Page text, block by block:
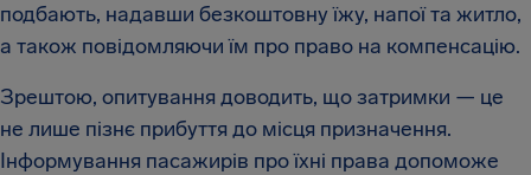
подбають, надавши безкоштовну їжу, напої та житло,
а також повідомляючи їм про право на компенсацію.
Зрештою, опитування доводить, що затримки — це
не лише пізнє прибуття до місця призначення.
Інформування пасажирів про їхні права допоможе